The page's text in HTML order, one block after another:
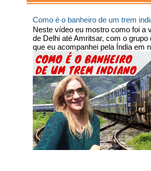
Como é o banheiro de um trem
Neste vídeo eu mostro como foi a
de Delhi até Amritsar, com o grupo
que eu acompanhei pela Índia em